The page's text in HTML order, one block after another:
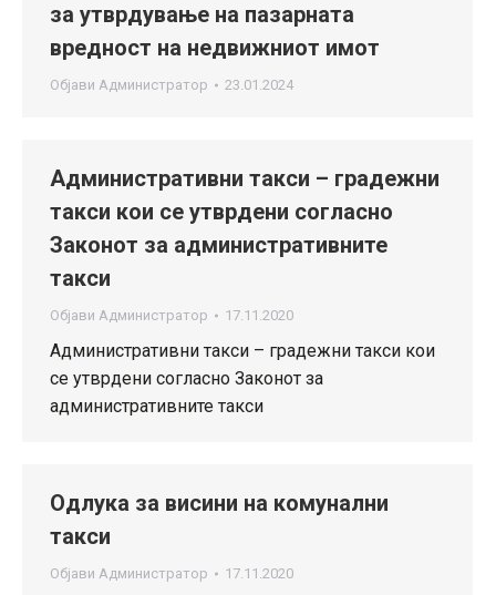
за утврдување на пазарната
вредност на недвижниот имот
Објави Администратор 23.01.2024
Административни такси – градежни
такси кои се утврдени согласно
Законот за административните
такси
Објави Администратор 17.11.2020
Административни такси – градежни такси кои
се утврдени согласно Законот за
административните такси
Одлука за висини на комунални
такси
Објави Администратор 17.11.2020